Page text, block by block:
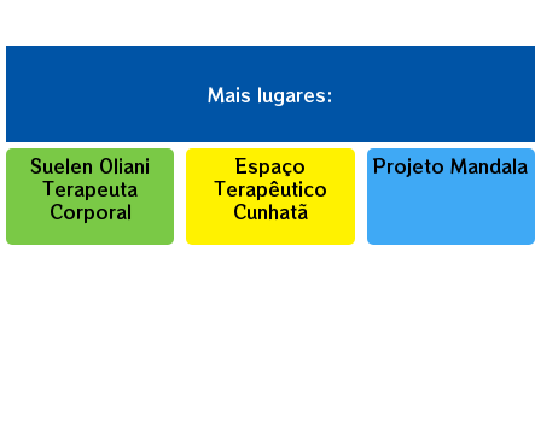
Mais lugares:
Suelen Oliani
Terapeuta
Corporal
Espaço
Terapêutico
Cunhatã
Projeto Mandala